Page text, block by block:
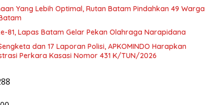
Yang Lebih Optimal, Rutan Batam Pindahkan 49 Warga
81, Lapas Batam Gelar Pekan Olahraga Narapidana
dan 17 Laporan Polisi, APKOMINDO Harapkan
Perkara Kasasi Nomor 431 K/TUN/2026